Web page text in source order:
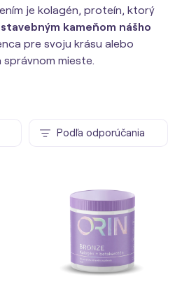
je kolagén, proteín, ktorý
stavebným kameňom nášho
pre svoju krásu alebo
mieste.
Podľa odporúčania